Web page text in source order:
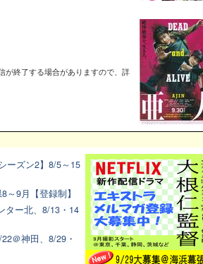
が終了する場合がありますので、詳
ーズン2】8/5～15
9月【登録制】
ター北、8/13・14
＠神田、8/29・